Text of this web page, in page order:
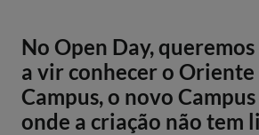
No Open Day,
a vir conhecer o Oriente
Campus, o novo
onde a criação não tem